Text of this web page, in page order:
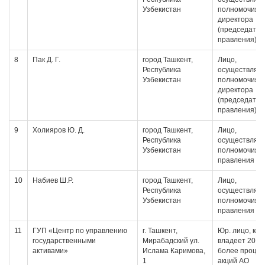
Узбекистан
полномочия
директора
правления)
8 Пак Д. Г.
город Ташкент,
Республика
Узбекистан
Лицо,
полномочия
директора
правления)
9 Холияров Ю. Д.
город Ташкент,
Республика
Узбекистан
Лицо,
полномочия
правления
10 Набиев Ш.Р.
город Ташкент,
Республика
Узбекистан
Лицо,
полномочия
правления
11
ГУП «Центр по управлению
государственными
активами»
г. Ташкент,
Мирабадский ул.
Ислама Каримова,
1
Юр. лицо,
владеет 20 и
более
акций АО